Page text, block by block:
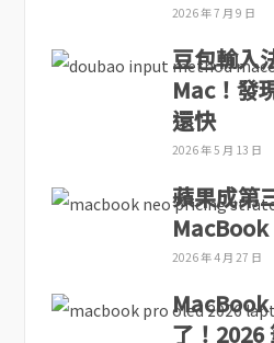
2026 年 7 月 9 日
豆包輸入
Mac！發
還快
2026 年 5 月 13 日
蘋果成第
2026 年 4 月 27 日
MacBook
了！2026